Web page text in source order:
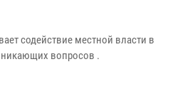
содействие местной власти в
вопросов .